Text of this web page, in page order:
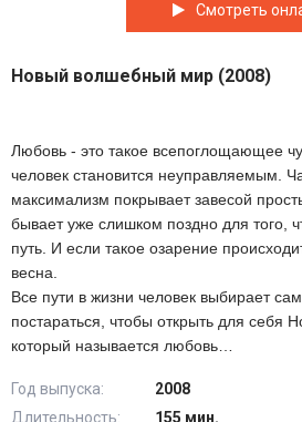
Смотреть
Новый волшебный мир (2008)
Любовь - это такое всепоглощающее
человек становится неуправляемым.
максимализм покрывает завесой
бывает уже слишком поздно для того,
путь. И если такое озарение
весна.
Все пути в жизни человек выбирает
постараться, чтобы открыть для себя
который называется любовь…
Год выпуска:
2008
Длительность:
155 мин.